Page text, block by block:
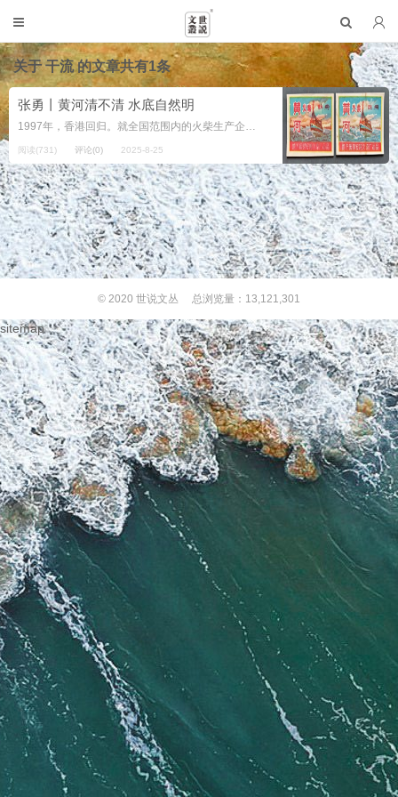
关于干流的文章共有1条
张勇丨黄河清不清 水底自然明
1997年，香港回归。就全国范围内的火柴生产企业而言，大都面临经营困难和市场萎缩的局面。然而，出口的总体形势依然看好。以河南安阳火柴厂为例，当年110万件的数量，创造了有史以来单厂出口的最高纪录。它与...
阅读(731) 评论(0) 2025-8-25
© 2020 世说文丛 总浏览量：13,121,301
sitemap